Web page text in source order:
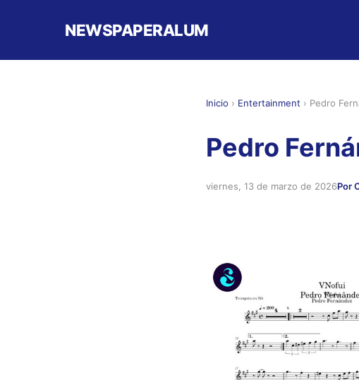
NEWSPAPERALUM
Inicio › Entertainment › Pedro
Pedro
viernes, 13 de marzo de 2026Por